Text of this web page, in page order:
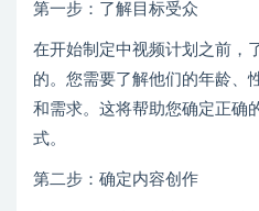
第一步：了解目标受众
在开始制定中视频计划之前，
的。您需要了解他们的年龄、
和需求。这将帮助您确定正确
式。
第二步：确定内容创作